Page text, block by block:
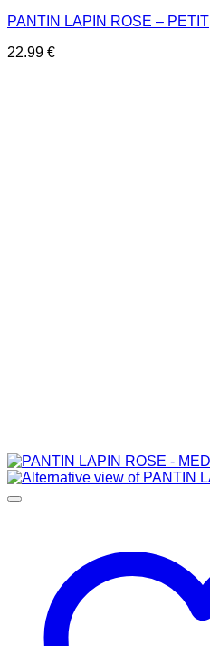
PANTIN LAPIN ROSE – PETIT
22.99 €